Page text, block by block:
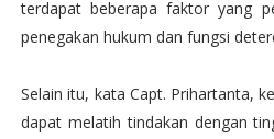
terdapat beberapa faktor yang
penegakan hukum dan fungsi
Selain itu, kata Capt. Prihartanta,
dapat melatih tindakan dengan